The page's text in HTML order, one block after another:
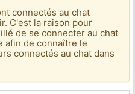
connectés au chat
C'est la raison pour
de se connecter au chat
afin de connaître le
connectés au chat dans